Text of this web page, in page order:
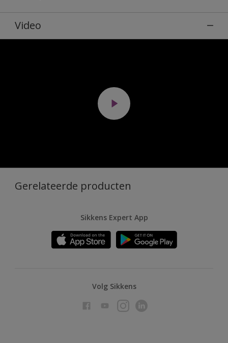
Video
Gerelateerde producten
Sikkens Expert App
Volg Sikkens